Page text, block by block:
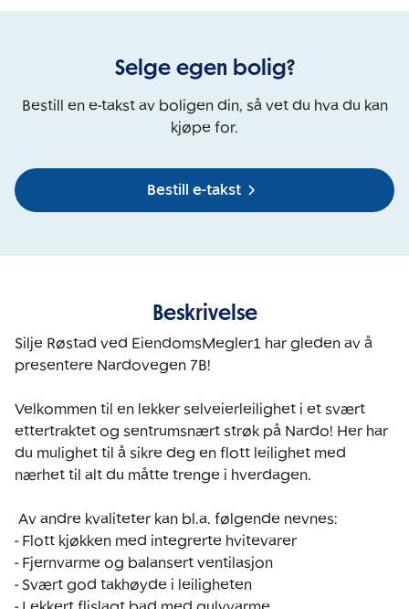
Selge egen bolig?
Bestill en e-takst av boligen din, så vet du hva du kan
kjøpe for.
Bestill e-takst
Beskrivelse
Silje Røstad ved EiendomsMegler1 har gleden av å
presentere Nardovegen 7B!
Velkommen til en lekker selveierleilighet i et svært
ettertraktet og sentrumsnært strøk på Nardo! Her har
du mulighet til å sikre deg en flott leilighet med
nærhet til alt du måtte trenge i hverdagen.
- Flott kjøkken med integrerte hvitevarer
- Fjernvarme og balansert ventilasjon
- Svært god takhøyde i leiligheten